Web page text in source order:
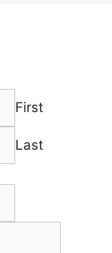
First
Last